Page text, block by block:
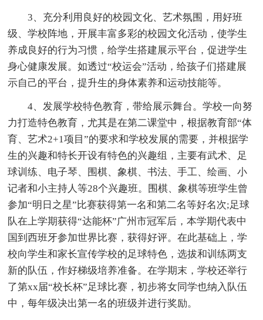
3、充分利用良好的校园文化、艺术氛围，用好班
级、学校阵地，开展丰富多彩的校园文化活动，使学生
养成良好的行为习惯，给学生搭建展示平台，促进学生
身心健康发展。如透过“校运会”活动，给孩子们搭建展
示自己的平台，提升生的身体素养和运动技能等。
4、发展学校特色教育，带给展示舞台。学校一向努
力打造特色教育，尤其是在第二课堂中，根据教育部“体
育、艺术2+1项目”的要求和学校发展的需要，并根据学
生的兴趣和特长开设有特色的兴趣组，主要有武术、足
球训练、电子琴、围棋、象棋、书法、手工、绘画、小
记者和小主持人等28个兴趣班。围棋、象棋等班学生曾
参加“明日之星”比赛获得第一名和第二名等好名次;足球
队在上学期获得“达能杯”广州市冠军后，本学期代表中
国到西班牙参加世界比赛，获得好评。在此基础上，学
校向学生和家长宣传学校的足球特色，选拔和训练两支
新的队伍，作好梯级培养准备。在学期末，学校还举行
了第xx届“校长杯”足球比赛，初步将女同学也纳入队伍
中，每年级决出第一名的班级并进行奖励。